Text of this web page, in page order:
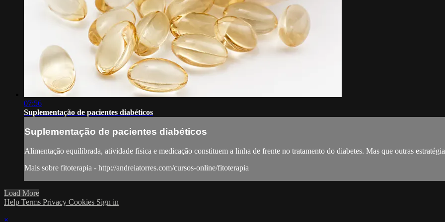
07:56
Suplementação de pacientes diabéticos
Suplementação de pacientes diabéticos
Alimentação equilibrada, atividade física e medicação constituem a linha de frente no tratamento do diabetes. Mas que outras
Mais sobre fitoterapia - http://andreiatorres.com/cursos-online/fitoterapia
Load More
Help Terms Privacy Cookies Sign in
×